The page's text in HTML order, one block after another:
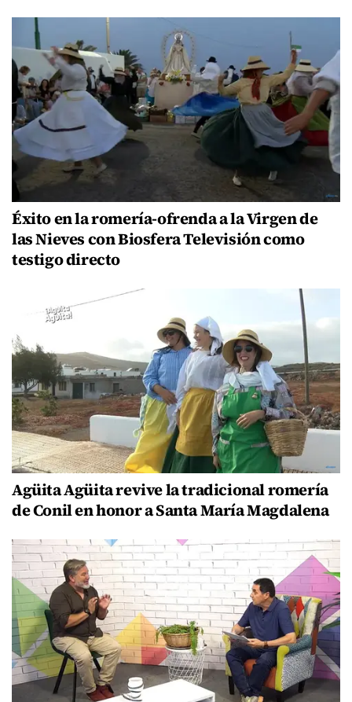
Éxito en la romería-ofrenda a la Virgen de
las Nieves con Biosfera Televisión como
testigo directo
Agüita Agüita revive la tradicional romería
de Conil en honor a Santa María Magdalena